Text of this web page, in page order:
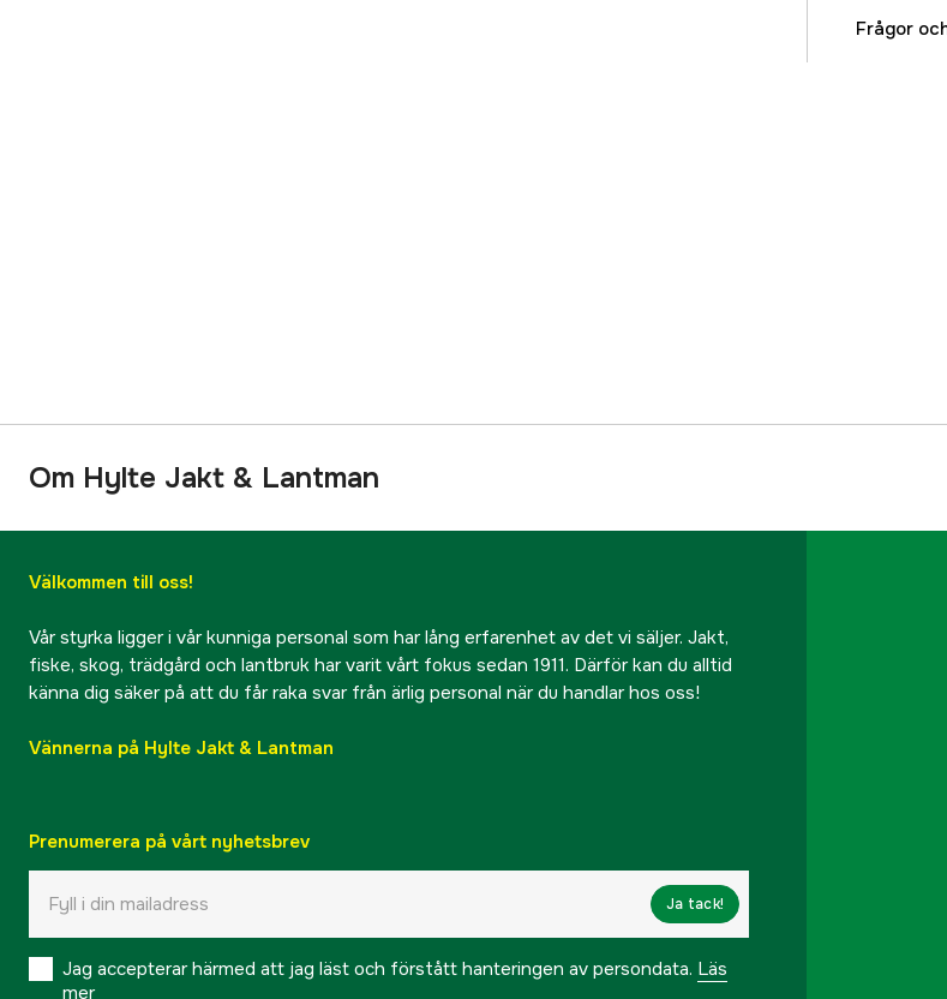
Frågor
Om Hylte Jakt & Lantman
Välkommen till oss!
Vår styrka ligger i vår kunniga personal som har lång erfarenhet av det vi säljer. Jakt,
fiske, skog, trädgård och lantbruk har varit vårt fokus sedan 1911. Därför kan du alltid
känna dig säker på att du får raka svar från ärlig personal när du handlar hos oss!
Vännerna på Hylte Jakt & Lantman
Prenumerera på vårt nyhetsbrev
Ja tack!
Jag accepterar härmed att jag läst och förstått hanteringen av persondata. Läs
mer